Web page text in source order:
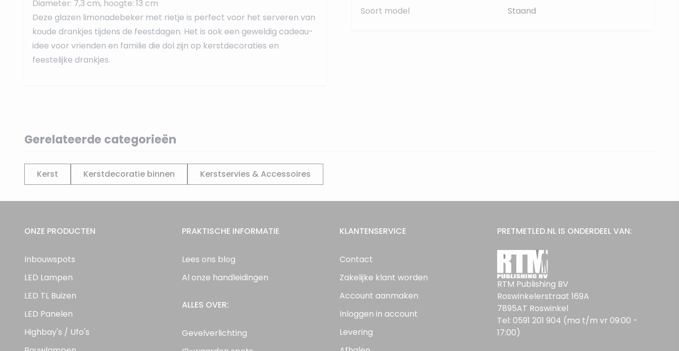
Diameter: 7,3 cm, hoogte: 13 cm
Deze glazen limonadebeker met rietje is perfect voor het serveren van
koude drankjes tijdens de feestdagen. Het is ook een geweldig cadeau-
idee voor vrienden en familie die dol zijn op kerstdecoraties en
feestelijke drankjes.
Soort model
Staand
Gerelateerde categorieën
Kerst Kerstdecoratie binnen Kerstservies & Accessoires
ONZE PRODUCTEN
Inbouwspots
LED Lampen
LED TL Buizen
LED Panelen
Highbay's / Ufo's
PRAKTISCHE INFORMATIE
Lees ons blog
Al onze handleidingen
ALLES OVER:
Gevelverlichting
KLANTENSERVICE
Contact
Zakelijke klant worden
Account aanmaken
Inloggen in account
Levering
PRETMETLED.NL IS ONDERDEEL VAN:
RTM Publishing BV
Roswinkelerstraat 169A
7895AT Roswinkel
Tel: 0591 201 904 (ma t/m vr 09:00 -
17:00)